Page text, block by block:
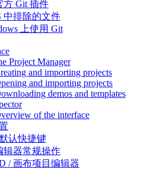
方 Git 插件
中排除的文件
上使用 Git
Project Manager
and importing projects
and importing projects
demos and templates
of the interface
认快捷键
辑器常规操作
/ 画布项目编辑器